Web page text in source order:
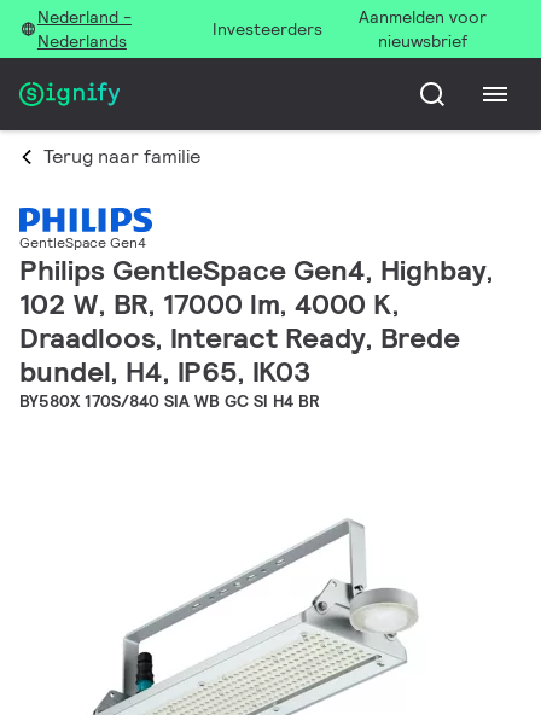
Nederland -
Nederlands
Investeerders
Aanmelden voor
nieuwsbrief
Terug naar familie
GentleSpace Gen4
Philips GentleSpace Gen4, Highbay,
102 W, BR, 17000 lm, 4000 K,
Draadloos, Interact Ready, Brede
bundel, H4, IP65, IK03
BY580X 170S/840 SIA WB GC SI H4 BR